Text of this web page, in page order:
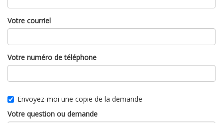
Votre courriel
Votre numéro de téléphone
Envoyez-moi une copie de la demande
Votre question ou demande